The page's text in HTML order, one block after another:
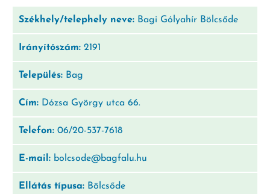
Székhely/telephely neve: Bagi Gólyahír Bölcsőde
Irányítószám: 2191
Település: Bag
Cím: Dózsa György utca 66.
Telefon: 06/20-537-7618
E-mail: bolcsode@bagfalu.hu
Ellátás típusa: Bölcsőde